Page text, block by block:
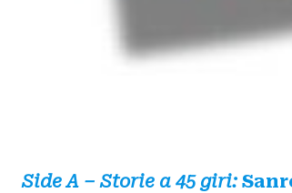
Side A – Storie a 45 giri: